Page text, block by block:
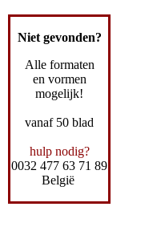
Niet gevonden?
Alle formaten
en vormen
mogelijk!
vanaf 50 blad
hulp nodig?
0032 477 63 71 89
België